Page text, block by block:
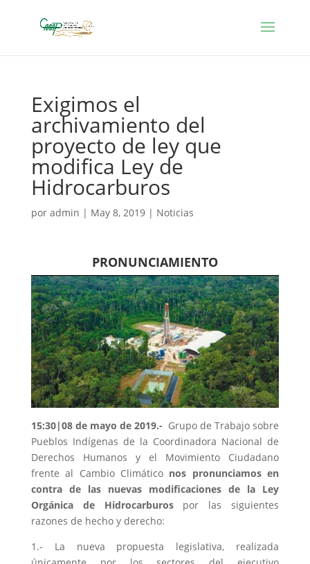
Exigimos el
archivamiento del
proyecto de ley que
modifica Ley de
Hidrocarburos
por admin | May 8, 2019| Noticias
PRONUNCIAMIENTO
15:30|08 de mayo de 2019.- Grupo de Trabajo sobre
Pueblos Indígenas de la Coordinadora Nacional de
Derechos Humanos y el Movimiento Ciudadano
frente al Cambio Climático nos pronunciamos en
contra de las nuevas modificaciones de la Ley
Orgánica de Hidrocarburospor las siguientes
razones de hecho y derecho:
1.- La nueva propuesta legislativa, realizada